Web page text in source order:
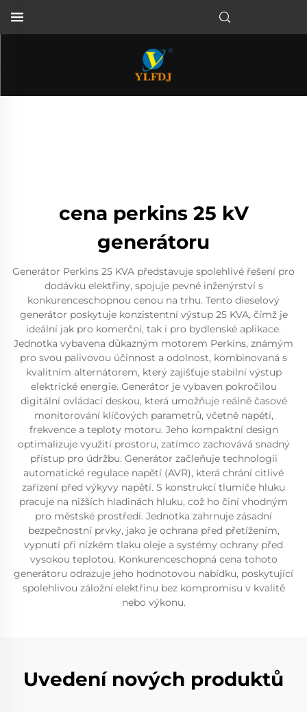
cena perkins 25 kV
generátoru
Generátor Perkins 25 KVA představuje spolehlivé řešení pro
dodávku elektřiny, spojuje pevné inženýrství s
konkurenceschopnou cenou na trhu. Tento dieselový
generátor poskytuje konzistentní výstup 25 KVA, čímž je
ideální jak pro komerční, tak i pro bydlenské aplikace.
Jednotka vybavena důkazným motorem Perkins, známým
pro svou palivovou účinnost a odolnost, kombinovaná s
kvalitním alternátorem, který zajišťuje stabilní výstup
elektrické energie. Generátor je vybaven pokročilou
digitální ovládací deskou, která umožňuje reálně časové
monitorování klíčových parametrů, včetně napětí,
frekvence a teploty motoru. Jeho kompaktní design
optimalizuje využití prostoru, zatímco zachovává snadný
přístup pro údržbu. Generátor začleňuje technologii
automatické regulace napětí (AVR), která chrání citlivé
zařízení před výkyvy napětí. S konstrukcí tlumiče hluku
pracuje na nižších hladinách hluku, což ho činí vhodným
pro městské prostředí. Jednotka zahrnuje zásadní
bezpečnostní prvky, jako je ochrana před přetížením,
vypnutí při nízkém tlaku oleje a systémy ochrany před
vysokou teplotou. Konkurenceschopná cena tohoto
generátoru odrazuje jeho hodnotovou nabídku, poskytující
spolehlivou záložní elektřinu bez kompromisu v kvalitě
nebo výkonu.
Uvedení nových produktů